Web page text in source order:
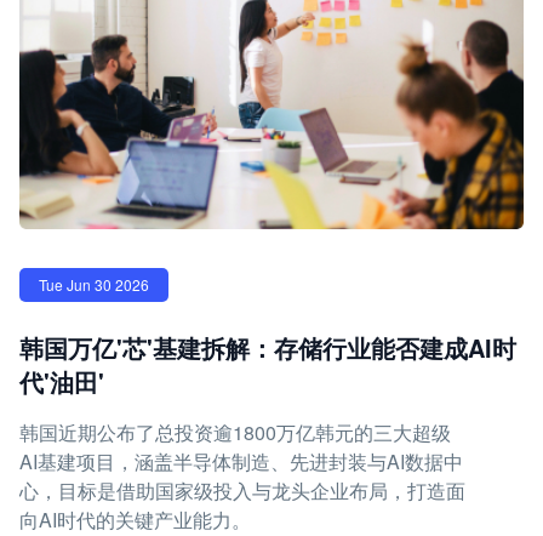
Tue Jun 30 2026
韩国万亿'芯'基建拆解：存储行业能否建成AI时
代'油田'
韩国近期公布了总投资逾1800万亿韩元的三大超级
AI基建项目，涵盖半导体制造、先进封装与AI数据中
心，目标是借助国家级投入与龙头企业布局，打造面
向AI时代的关键产业能力。